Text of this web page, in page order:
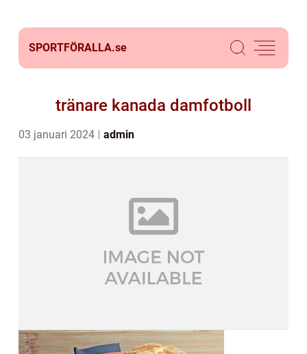
SPORTFÖRALLA.se
tränare kanada damfotboll
03 januari 2024 admin